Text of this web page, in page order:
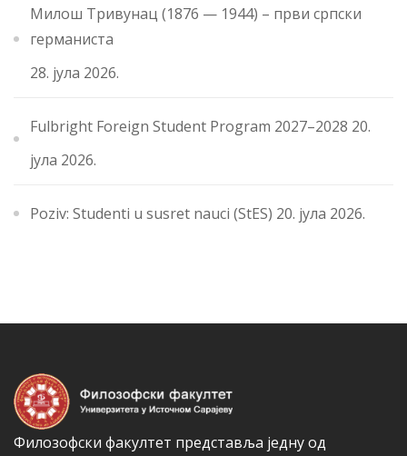
Милош Тривунац (1876 — 1944) – први српски
германиста
28. јула 2026.
Fulbright Foreign Student Program 2027–2028 20.
јула 2026.
Poziv: Studenti u susret nauci (StES) 20. јула 2026.
Филозофски факултет представља једну од